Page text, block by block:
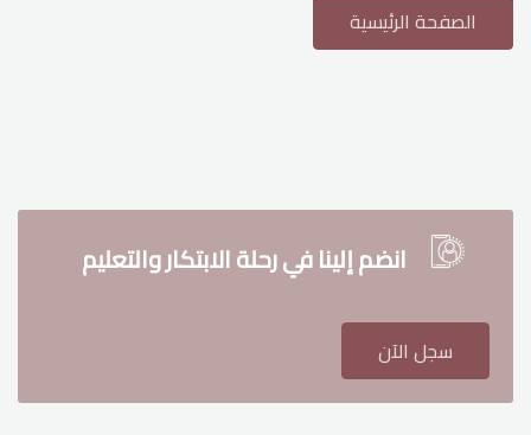
الصفحة الرئيسية
انضم إلينا في رحلة الابتكار والتعليم
سجل الآن